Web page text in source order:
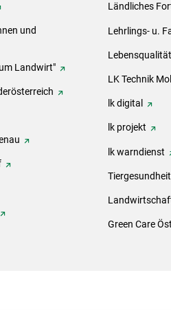
und
Landwirt"
Ländliches
Lehrlings- u.
LK Technik
lk digital
lk projekt
lk warndienst
Green Care